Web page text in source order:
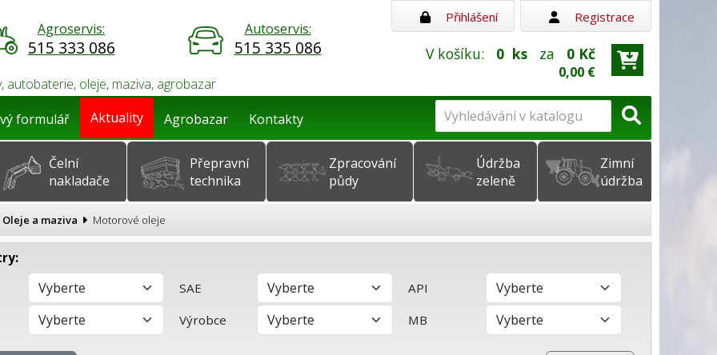
Přihlášení Registrace
autobaterie, oleje, maziva, agrobazar
Agroservis:
515 333 086
Autoservis:
515 335 086 V košíku: 0 ks za 0 Kč
0,00 €
formulář Aktuality Agrobazar Kontakty
Čelní
nakladače
Přepravní
technika
Zpracování
půdy
Údržba
zeleně
Zimní
údržba
Oleje a maziva Motorové oleje
SAE
API
Výrobce MB